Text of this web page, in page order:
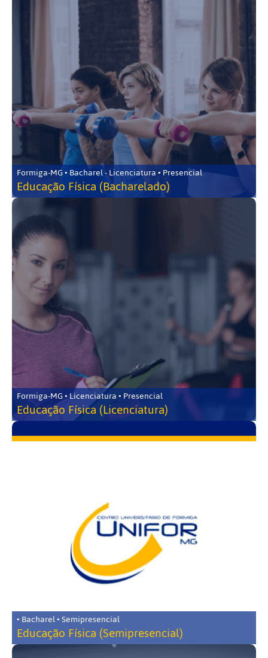
Formiga-MG • Bacharel - Licenciatura • Presencial
Educação Física (Bacharelado)
Formiga-MG • Licenciatura • Presencial
Educação Física (Licenciatura)
• Bacharel • Semipresencial
Educação Física (Semipresencial)